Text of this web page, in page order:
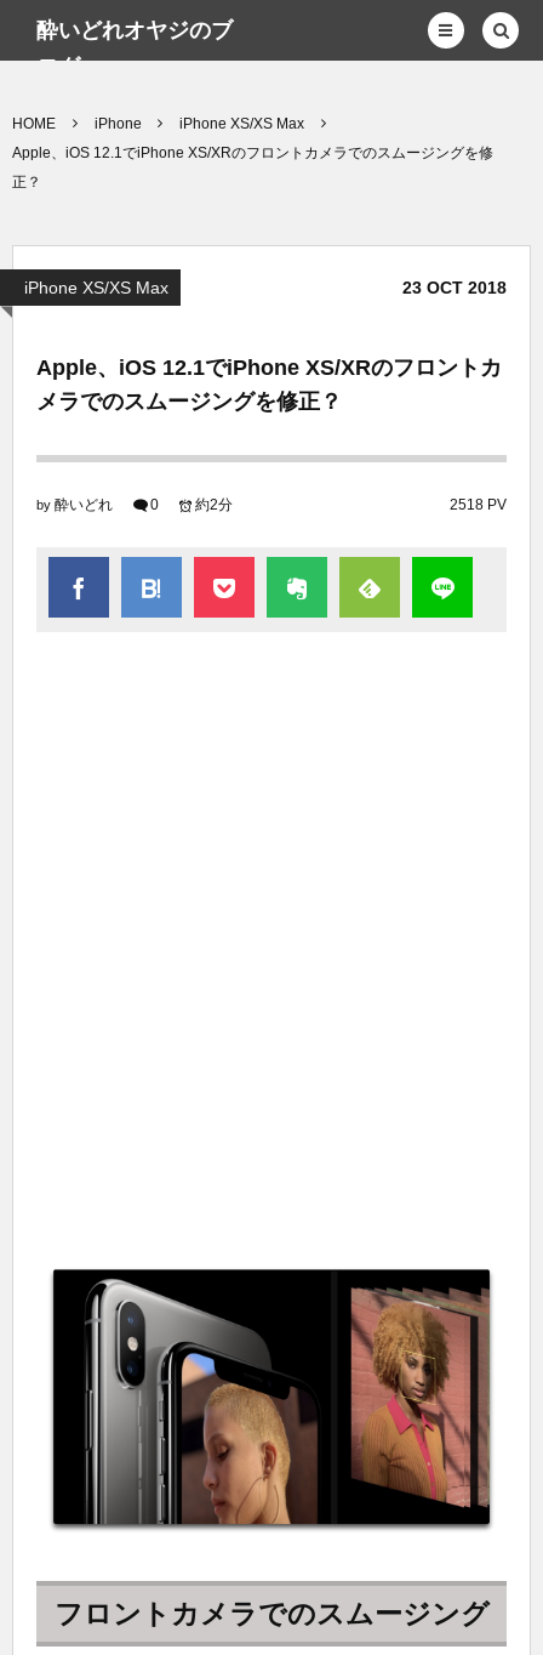
酔いどれオヤジのブ
ログwp
HOME iPhone
iPhone XS/XS Max
Apple、iOS 12.1でiPhone XS/XRのフロントカメラでのスムージングを修
正？
iPhone XS/XS Max 23 OCT 2018
Apple、iOS 12.1でiPhone XS/XRのフロントカ
メラでのスムージングを修正？
by 酔いどれ 0 2518 PV
約2分
フロントカメラでのスムージング